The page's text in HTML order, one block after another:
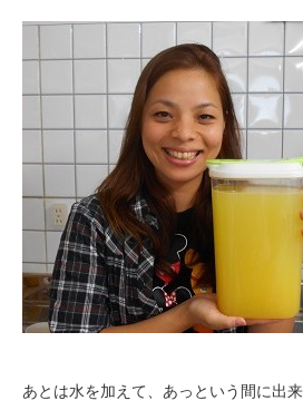
あとは水を加えて、あっという間に出